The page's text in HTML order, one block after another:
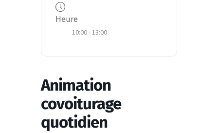
Heure
10:00 - 13:00
Animation
covoiturage
quotidien